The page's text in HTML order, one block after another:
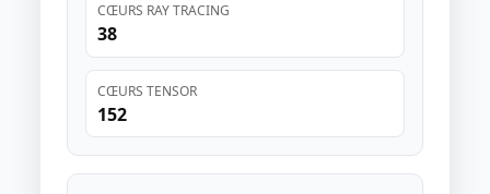
CŒURS RAY TRACING
38
CŒURS TENSOR
152